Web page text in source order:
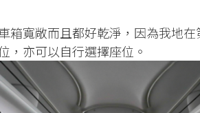
箱寬敞而且都好乾淨，因為我地
，亦可以自行選擇座位。